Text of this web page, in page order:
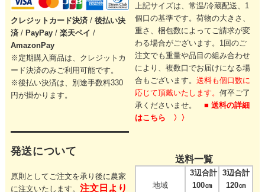
クレジットカード決済 / 後払い決
済/ PayPay/ 楽天ペイ /
AmazonPay
※定期購入商品は、クレジットカ
ード決済のみご利用可能です。
※後払い決済は、別途手数料330
円が掛かります。
発送について
原則としてご注文を承り後に農家
に注文いたします。 注文日より
上記サイズは、常温/冷蔵配送、1
個口の基準です。荷物の大きさ、
重さ、梱包数によってご請求が変
わる場合がございます。 1回のご
注文でも重量や品目の組み合わせ
により、複数口でお届けになる場
合もございます。送料も個口数に
応じて頂戴いたします。何卒ご了
承くださいませ。■ 送料の詳細
はこちら 〉〉
送料一覧
地域
3辺合計
100㎝
3辺合計
120㎝